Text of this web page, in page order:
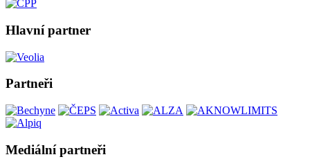
Hlavní partner
Partneři
Mediální partneři